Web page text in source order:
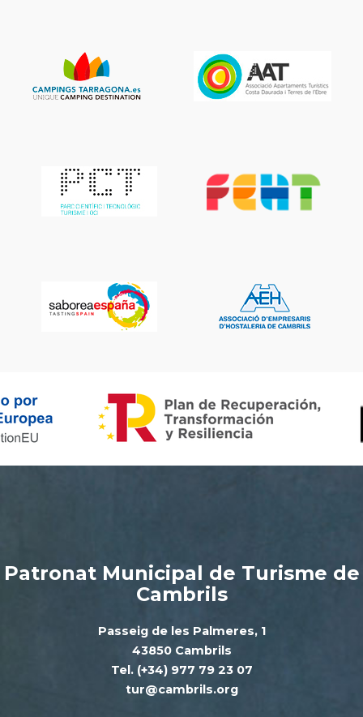
Patronat Municipal de Turisme de
Cambrils
Passeig de les Palmeres, 1
43850 Cambrils
Tel. (+34) 977 79 23 07
tur@cambrils.org